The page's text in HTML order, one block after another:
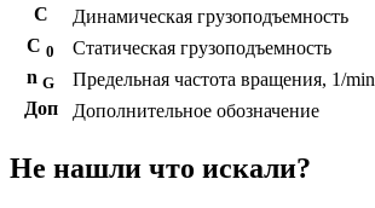
C
Динамическая грузоподъемность
С 0 Статическая грузоподъемность
n G
Предельная частота вращения, 1/min
Доп
Дополнительное обозначение
Не нашли что искали?